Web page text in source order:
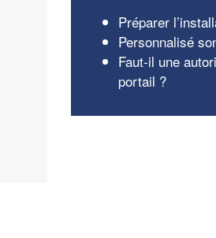
Préparer
Personnalisé
Faut-il une
portail ?